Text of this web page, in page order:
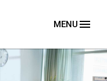
MENU